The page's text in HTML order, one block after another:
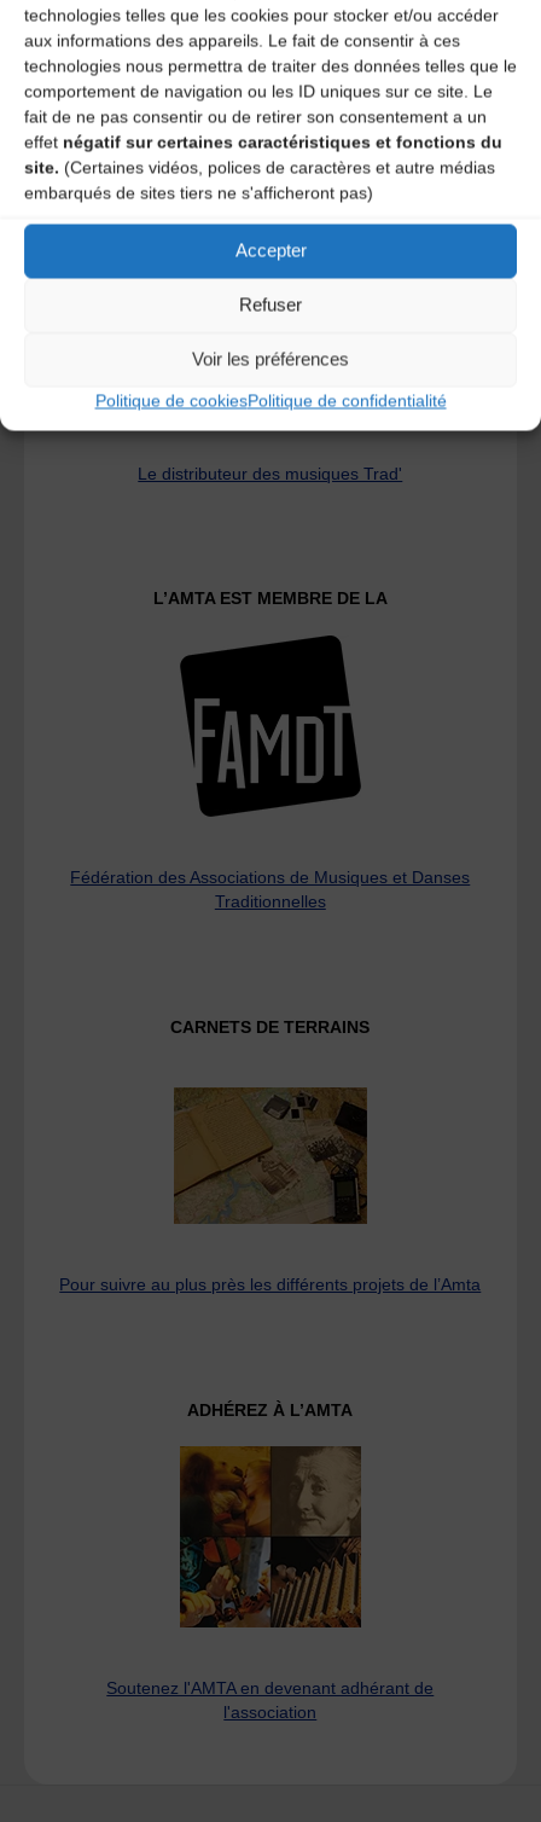
technologies telles que les cookies pour stocker et/ou accéder
aux informations des appareils. Le fait de consentir à ces
technologies nous permettra de traiter des données telles que le
comportement de navigation ou les ID uniques sur ce site. Le
fait de ne pas consentir ou de retirer son consentement a un
effet négatif sur certaines caractéristiques et fonctions du
site. (Certaines vidéos, polices de caractères et autre médias
embarqués de sites tiers ne s'afficheront pas)
Accepter
Refuser
Voir les préférences
Politique de cookiesPolitique de confidentialité
commentaires sont traitées.
A DECOUVRIR :
Le distributeur des musiques Trad'
L’AMTA EST MEMBRE DE LA
Fédération des Associations de Musiques et Danses
Traditionnelles
CARNETS DE TERRAINS
Pour suivre au plus près les différents projets de l’Amta
ADHÉREZ À L’AMTA
Soutenez l'AMTA en devenant adhérant de
l'association